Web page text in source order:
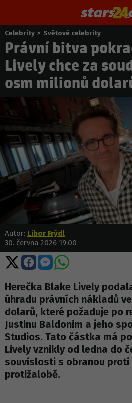
Nacházíte
se
zde:
Celebrity > Světové celebrity
Právní bitva
Lively chce za
osm milionů
Autor: Libor Frýdl
30. června 2026 19:00
Sdílet
na
X
Sdílet
na
Facebooku
Sdílet
na
Messengeru
Sdílet
WhatsApp
Herečka Blake Lively
úhradu právních nákladů
dolarů, které požaduje po
Justinu Baldonim a jeho
Studios. Tato částka má
Lively vznikly od ledna do
souvislosti s obranou proti
protižalobě.